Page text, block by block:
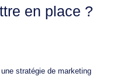
en place ?
stratégie de marketing